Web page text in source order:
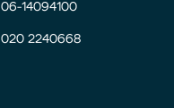
06-14094100
020 2240668